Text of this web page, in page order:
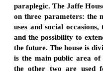
paraplegic. The Jaffe
on three parameters: the
uses and social
and the possibility to
the future. The house is
is the main public area
the other two are used